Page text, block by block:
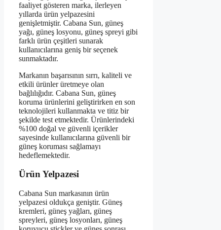
faaliyet gösteren marka, ilerleyen
yıllarda ürün yelpazesini
genişletmiştir. Cabana Sun, güneş
yağı, güneş losyonu, güneş spreyi gibi
farklı ürün çeşitleri sunarak
kullanıcılarına geniş bir seçenek
sunmaktadır.
Markanın başarısının sırrı, kaliteli ve
etkili ürünler üretmeye olan
bağlılığıdır. Cabana Sun, güneş
koruma ürünlerini geliştirirken en son
teknolojileri kullanmakta ve titiz bir
şekilde test etmektedir. Ürünlerindeki
%100 doğal ve güvenli içerikler
sayesinde kullanıcılarına güvenli bir
güneş koruması sağlamayı
hedeflemektedir.
Ürün Yelpazesi
Cabana Sun markasının ürün
yelpazesi oldukça geniştir. Güneş
kremleri, güneş yağları, güneş
spreyleri, güneş losyonları, güneş